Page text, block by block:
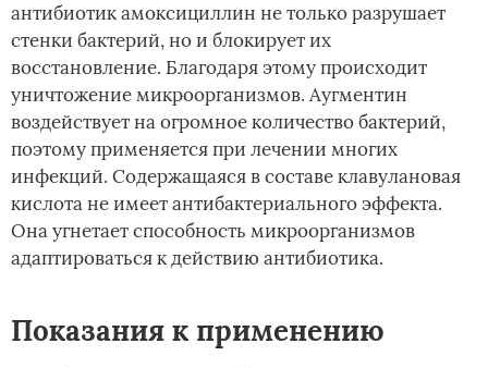
антибиотик амоксициллин не только разрушает
стенки бактерий, но и блокирует их
восстановление. Благодаря этому происходит
уничтожение микроорганизмов. Аугментин
воздействует на огромное количество бактерий,
поэтому применяется при лечении многих
инфекций. Содержащаяся в составе клавулановая
кислота не имеет антибактериального эффекта.
Она угнетает способность микроорганизмов
адаптироваться к действию антибиотика.
Показания к применению